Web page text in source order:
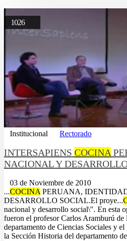
1026
Institucional Rectorado
INTERSAPIENS COCINA
NACIONAL Y
03 de Noviembre de 2010
...COCINA PERUANA,
DESARROLLO SOCIAL.El proye...
nacional y desarrollo social\". En esta
fueron el profesor Carlos Aramburú
departamento de Ciencias Sociales y
la Sección Historia del departamento